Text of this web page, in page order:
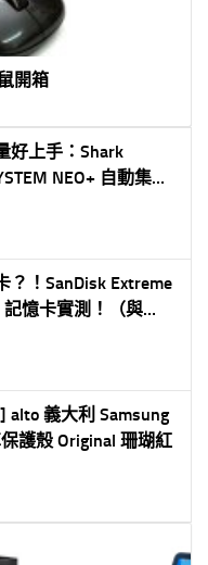
開箱
好上手：Shark
NEO+ 自動集塵
？！SanDisk Extreme
記憶卡實測！（與
alto 義大利 Samsung
護殼 Original 珊瑚紅